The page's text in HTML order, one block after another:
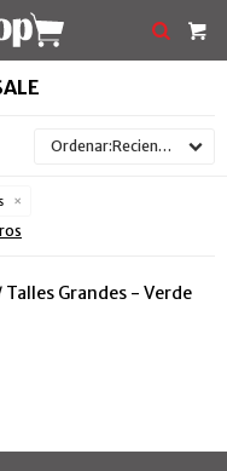
Recientes
Talles Grandes - Verde